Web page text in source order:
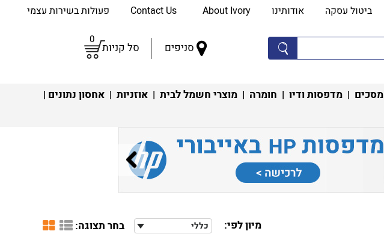
ביטול עסקה אודותינו About Ivory פעולות בשירות עצמי
סניפים סל קניות
0
מסכים | מדפסות ודיו | חומרה | מוצרי חשמל לבית | אוזניות | אחסון נתונים |
מיון לפי: כללי בחר תצוגה: